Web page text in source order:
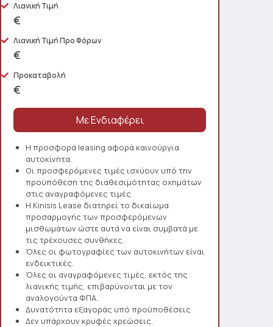
Λιανική Τιμή
€
Λιανική Τιμή Προ Φόρων
€
Προκαταβολή
€
Η προσφορά leasing αφορά καινούργια
αυτοκίνητα.
Οι προσφερόμενες τιμές ισχύουν υπό την
προϋπόθεση της διαθεσιμότητας οχημάτων
στις αναγραφόμενες τιμές
Η Kinisis Lease διατηρεί το δικαίωμα
προσαρμογής των προσφερόμενων
μισθωμάτων ώστε αυτά να είναι συμβατά με
τις τρέχουσες συνθήκες.
Όλες οι φωτογραφίες των αυτοκινήτων είναι
ενδεικτικές.
Όλες οι αναγραφόμενες τιμές, εκτός της
λιανικής τιμής, επιβαρύνονται με τον
αναλογούντα ΦΠΑ.
Δυνατότητα εξαγοράς υπό προϋποθέσεις
Δεν υπάρχουν κρυφές χρεώσεις.